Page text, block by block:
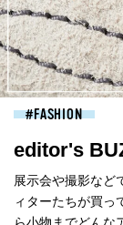
FASHION
editor's
展示会や撮影など
ィターたちが買っ